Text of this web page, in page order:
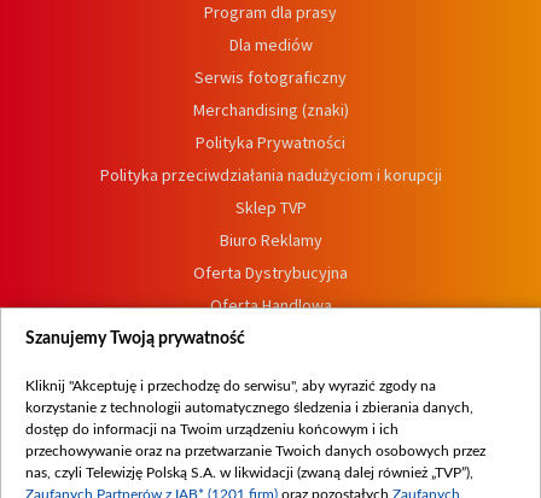
Program dla prasy
Dla mediów
Serwis fotograficzny
Merchandising (znaki)
Polityka Prywatności
Polityka przeciwdziałania nadużyciom i korupcji
Sklep TVP
Biuro Reklamy
Oferta Dystrybucyjna
Oferta Handlowa
Dostępność
Procedura zgłoszeń wewnętrznych
Szanujemy Twoją prywatność
Kliknij "Akceptuję i przechodzę do serwisu", aby wyrazić zgody na
korzystanie z technologii automatycznego śledzenia i zbierania danych,
dostęp do informacji na Twoim urządzeniu końcowym i ich
przechowywanie oraz na przetwarzanie Twoich danych osobowych przez
nas, czyli Telewizję Polską S.A. w likwidacji (zwaną dalej również „TVP”),
Zaufanych Partnerów z IAB* (1201 firm) oraz pozostałych Zaufanych